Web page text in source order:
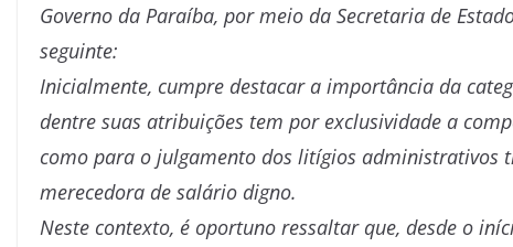
Governo da Paraíba, por meio da Secretaria de
seguinte:
Inicialmente, cumpre destacar a importância da
dentre suas atribuições tem por exclusividade a
como para o julgamento dos litígios administrativos
merecedora de salário digno.
Neste contexto, é oportuno ressaltar que, desde o